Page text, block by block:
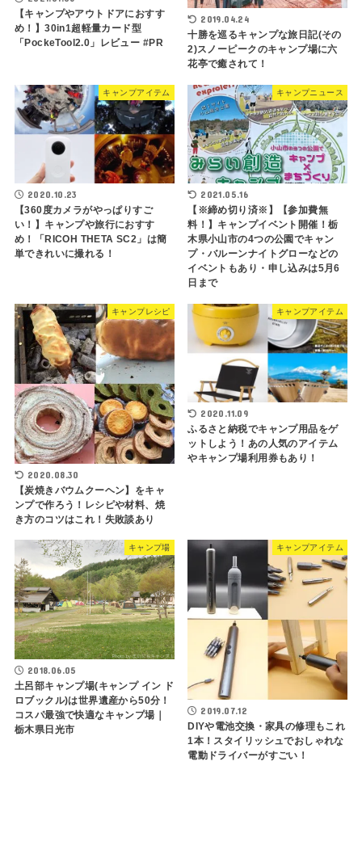
【キャンプやアウトドアにおすす
め！】30in1超軽量カード型
「PockeTool2.0」レビュー #PR
2019.04.24
十勝を巡るキャンプな旅日記(その
2)スノーピークのキャンプ場に六
花亭で癒されて！
キャンプアイテム
2020.10.23
【360度カメラがやっぱりすご
い！】キャンプや旅行におすす
め！「RICOH THETA SC2」は簡
単できれいに撮れる！
キャンプニュース
2021.05.16
【※締め切り済※】【参加費無
料！】キャンプイベント開催！栃
木県小山市の4つの公園でキャン
プ・バルーンナイトグローなどの
イベントもあり・申し込みは5月6
日まで
キャンプレシピ
2020.08.30
【炭焼きバウムクーヘン】をキャ
ンプで作ろう！レシピや材料、焼
き方のコツはこれ！失敗談あり
キャンプアイテム
2020.11.09
ふるさと納税でキャンプ用品をゲ
ットしよう！あの人気のアイテム
やキャンプ場利用券もあり！
キャンプ場
2018.06.05
土呂部キャンプ場(キャンプ イン ド
ロブックル)は世界遺産から50分！
コスパ最強で快適なキャンプ場｜
栃木県日光市
キャンプアイテム
2019.07.12
DIYや電池交換・家具の修理もこれ
1本！スタイリッシュでおしゃれな
電動ドライバーがすごい！